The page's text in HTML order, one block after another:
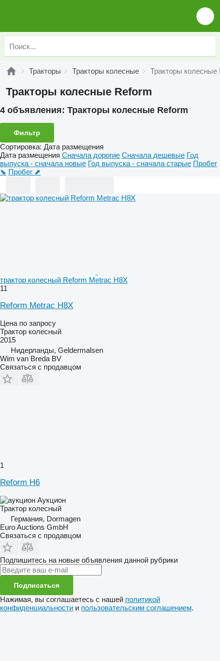
Тракторы Тракторы колесные Тракторы колесные
Тракторы колесные Reform
4 объявления: Тракторы колесные Reform
Фильтр
Сортировка: Дата размещения
Дата размещения Сначала дорогие Сначала дешевые Год
выпуска - сначала новые Год выпуска - сначала старые Пробег
⬊ Пробег ⬈
трактор колесный Reform Metrac H8X
11
Reform Metrac H8X
Цена по запросу
Трактор колесный
2015
Нидерланды, Geldermalsen
Wim van Breda BV
Связаться с продавцом
1
Reform H6
Аукцион
Трактор колесный
Германия, Dormagen
Euro Auctions GmbH
Связаться с продавцом
Подпишитесь на новые объявления данной рубрики
Подписаться
Нажимая, вы соглашаетесь с нашей политикой
конфиденциальности и пользовательским соглашением.